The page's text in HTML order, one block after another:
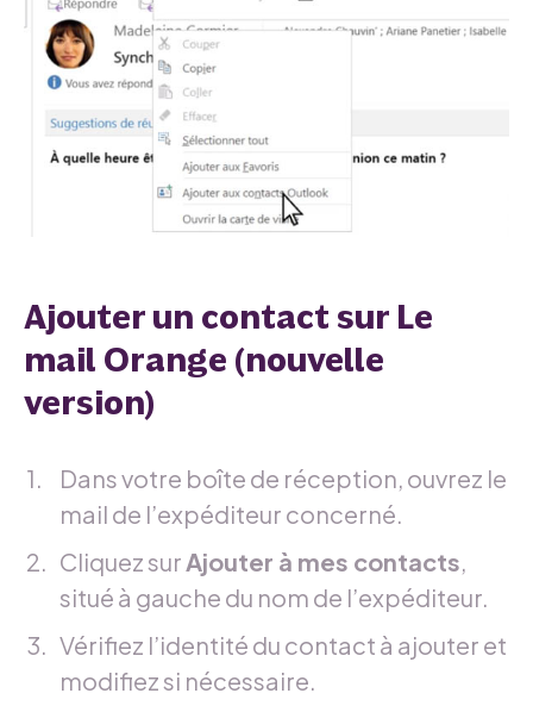
Ajouter un contact sur Le
mail Orange (nouvelle
version)
Dans votre boîte de réception, ouvrez le
mail de l’expéditeur concerné.
Cliquez surAjouter à mes contacts,
situé à gauche du nom de l’expéditeur.
Vérifiez l’identité du contact à ajouter et
modifiez si nécessaire.